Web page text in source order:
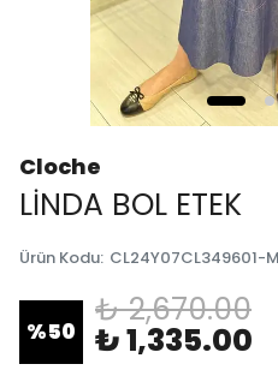
Cloche
LİNDA BOL ETEK
Ürün Kodu: CL24Y07CL349601-
%50
₺ 2,670.00
₺ 1,335.00